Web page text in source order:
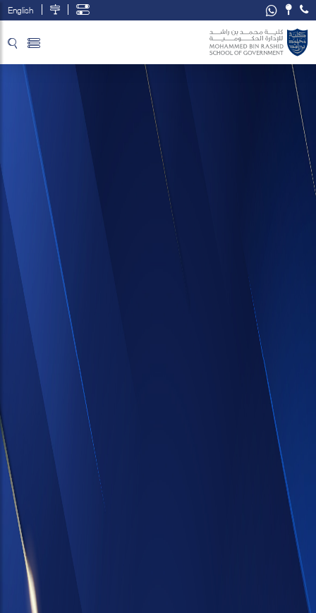
تخطي إلى المحتوى الرئيسي
فتح قائمة الوصول
English